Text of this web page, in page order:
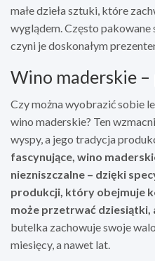
małe dzieła sztuki, które
wyglądem. Często pakowane
czyni je doskonałym
Wino maderskie –
Czy można wyobrazić sobie
wino maderskie? Ten
wyspy, a jego tradycja
fascynujące, wino
niezniszczalne – dzięki
produkcji, który obejmuje
może przetrwać dziesiątki,
butelka zachowuje swoje
miesięcy, a nawet lat.